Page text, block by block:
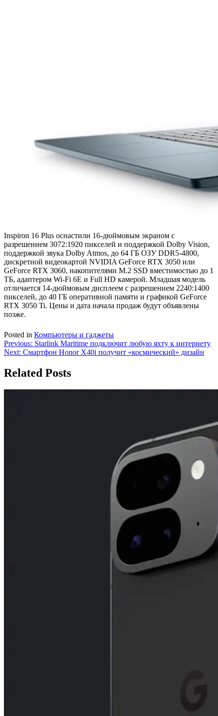
Inspiron 16 Plus оснастили 16-дюймовым экраном с
разрешением 3072:1920 пикселей и поддержкой Dolby Vision,
поддержкой звука Dolby Atmos, до 64 ГБ ОЗУ DDR5-4800,
дискретной видеокартой NVIDIA GeForce RTX 3050 или
GeForce RTX 3060, накопителями M.2 SSD вместимостью до 1
ТБ, адаптером Wi-Fi 6E и Full HD камерой. Младшая модель
отличается 14-дюймовым дисплеем с разрешением 2240:1400
пикселей, до 40 ГБ оперативной памяти и графикой GeForce
RTX 3050 Ti. Цены и дата начала продаж будут объявлены
позже.
Posted in Компьютеры и гаджеты
Навигация
по
записям
Previous: Starlink Maritime подключит любую яхту к интернету
Next: Смартфон Honor X40i получит «космический» дизайн
Related Posts